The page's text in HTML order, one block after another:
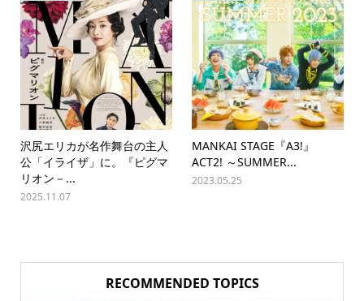
沢尻エリカが名作舞台の主人
公「イライザ」に。『ピグマ
リオン－...
2025.11.07
MANKAI STAGE『A3!』
ACT2! ～SUMMER...
2023.05.25
RECOMMENDED TOPICS